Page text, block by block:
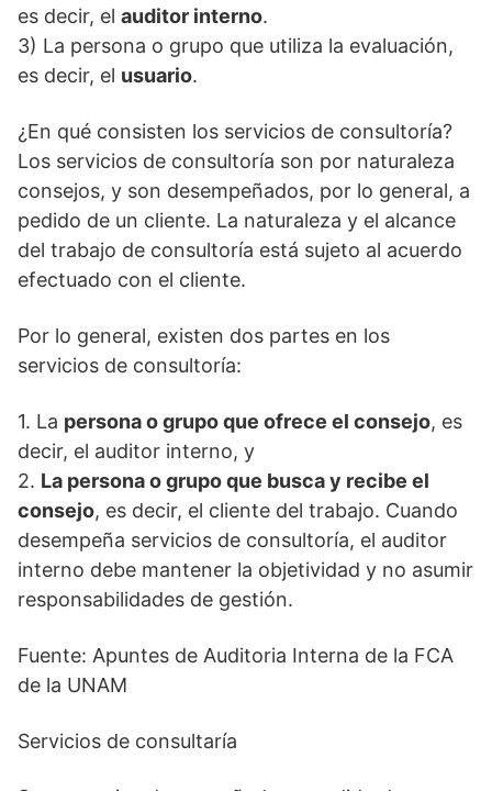
es decir, el auditor interno.
3) La persona o grupo que utiliza la evaluación,
es decir, el usuario.
¿En qué consisten los servicios de consultoría?
Los servicios de consultoría son por naturaleza
consejos, y son desempeñados, por lo general, a
pedido de un cliente. La naturaleza y el alcance
del trabajo de consultoría está sujeto al acuerdo
efectuado con el cliente.
Por lo general, existen dos partes en los
servicios de consultoría:
1. La persona o grupo que ofrece el consejo, es
decir, el auditor interno, y
2. La persona o grupo que busca y recibe el
consejo, es decir, el cliente del trabajo. Cuando
desempeña servicios de consultoría, el auditor
interno debe mantener la objetividad y no asumir
responsabilidades de gestión.
Fuente: Apuntes de Auditoria Interna de la FCA
de la UNAM
Servicios de consultaría